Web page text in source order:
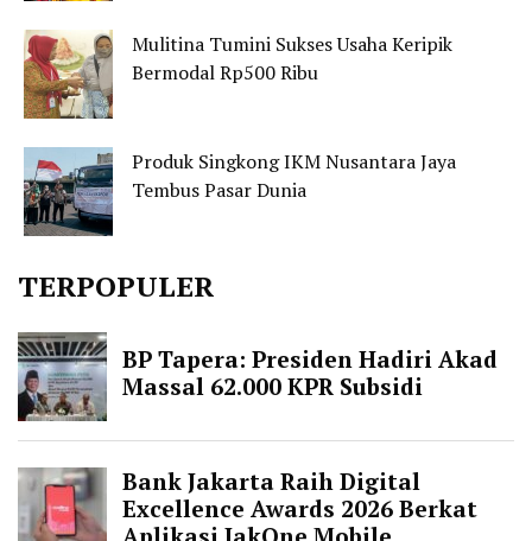
Mulitina Tumini Sukses Usaha Keripik
Bermodal Rp500 Ribu
Produk Singkong IKM Nusantara Jaya
Tembus Pasar Dunia
TERPOPULER